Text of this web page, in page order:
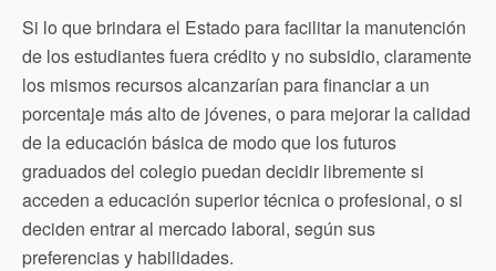
Si lo que brindara el Estado para facilitar la manutención
de los estudiantes fuera crédito y no subsidio, claramente
los mismos recursos alcanzarían para financiar a un
porcentaje más alto de jóvenes, o para mejorar la calidad
de la educación básica de modo que los futuros
graduados del colegio puedan decidir libremente si
acceden a educación superior técnica o profesional, o si
deciden entrar al mercado laboral, según sus
preferencias y habilidades.